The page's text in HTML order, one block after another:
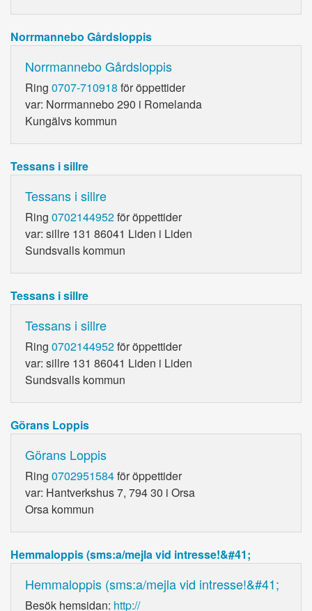
Norrmannebo Gårdsloppis
Norrmannebo Gårdsloppis
Ring 0707-710918 för öppettider
var: Norrmannebo 290 i Romelanda
Kungälvs kommun
Tessans i sillre
Tessans i sillre
Ring 0702144952för öppettider
var: sillre 131 86041 Liden i Liden
Sundsvalls kommun
Tessans i sillre
Tessans i sillre
Ring 0702144952för öppettider
var: sillre 131 86041 Liden i Liden
Sundsvalls kommun
Görans Loppis
Görans Loppis
Ring 0702951584för öppettider
var: Hantverkshus 7, 794 30 i Orsa
Orsa kommun
Hemmaloppis (sms:a/mejla vid intresse!&#41;
Hemmaloppis (sms:a/mejla vid intresse!&#41;
Besök hemsidan: http://